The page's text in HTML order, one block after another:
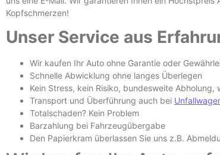
Kopfschmerzen!
Unser Service aus
Wir kaufen Ihr Auto ohne Garantie oder
Schnelle Abwicklung ohne langes Überlegen
Kein Stress, kein Risiko, bundesweite Abholung,
Transport und Überführung auch bei
Totalschaden? Kein Problem
Barzahlung bei Fahrzeugübergabe
Den Papierkram überlassen Sie uns z.B.